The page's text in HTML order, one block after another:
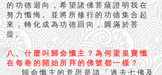
的功德迴向，希望諸佛菩薩證明我在
努力懺悔。並將所修行的功德集合起
來，轉化成為功德回向，圓滿於菩
提。
八、什麼叫歸命懺主？為何梁皇寶懺
在每卷的開始所拜的佛號都一樣？
歸命懺主的意思是請「過去七佛及